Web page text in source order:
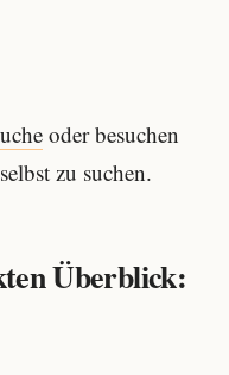
oder besuchen
zu suchen.
Überblick: